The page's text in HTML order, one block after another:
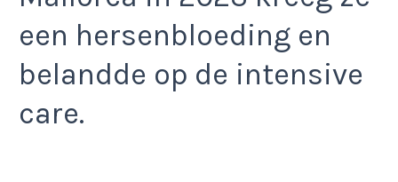
een hersenbloeding en
belandde op de intensive
care.